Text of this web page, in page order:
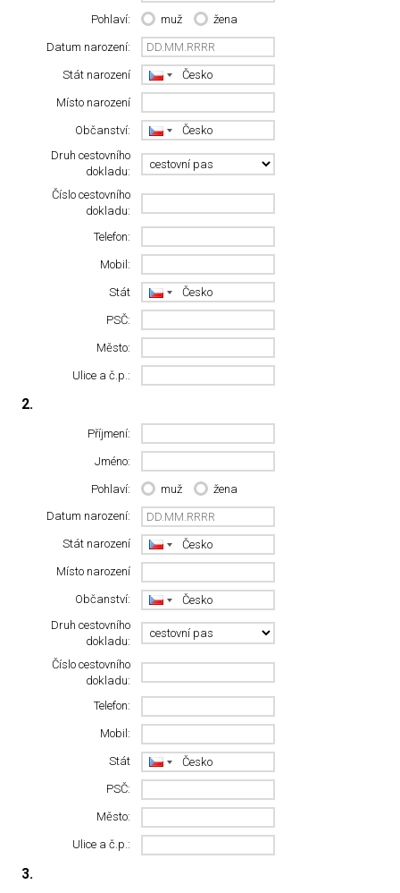
Pohlaví: muž žena
Datum narození:
Stát narození
Místo narození
Občanství:
Druh cestovního
dokladu:
Číslo cestovního
dokladu:
Telefon:
Mobil:
Stát
PSČ:
Město:
Ulice a č.p.:
2.
Příjmení:
Jméno:
Pohlaví: muž žena
Datum narození:
Stát narození
Místo narození
Občanství:
Druh cestovního
dokladu:
Číslo cestovního
dokladu:
Telefon:
Mobil:
Stát
PSČ:
Město:
Ulice a č.p.:
3.